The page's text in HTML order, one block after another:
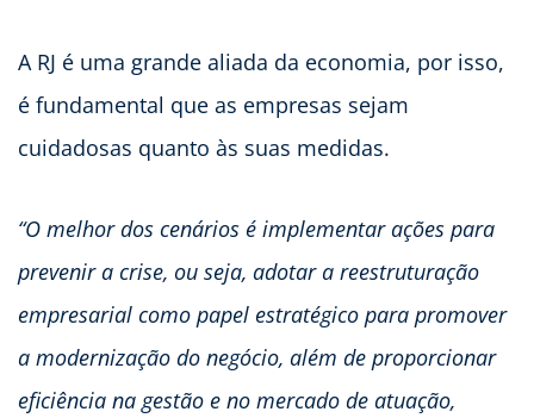
A RJ é uma grande aliada da economia, por isso,
é fundamental que as empresas sejam
cuidadosas quanto às suas medidas.
“O melhor dos cenários é implementar ações para
prevenir a crise, ou seja, adotar a reestruturação
empresarial como papel estratégico para promover
a modernização do negócio, além de proporcionar
eficiência na gestão e no mercado de atuação,